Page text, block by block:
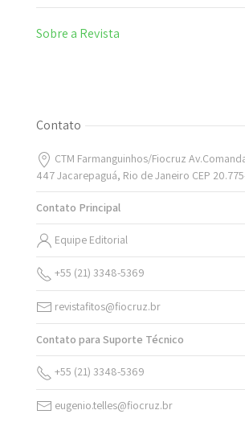
Sobre a Revista
Contato
CTM Farmanguinhos/Fiocruz
447 Jacarepaguá, Rio de Janeiro CEP
Contato Principal
Equipe Editorial
+55 (21) 3348-5369
revistafitos@fiocruz.br
Contato para Suporte Técnico
+55 (21) 3348-5369
eugenio.telles@fiocruz.br